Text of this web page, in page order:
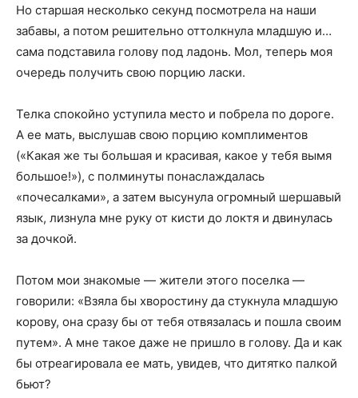
Но старшая несколько секунд посмотрела на наши
забавы, а потом решительно оттолкнула младшую и…
сама подставила голову под ладонь. Мол, теперь моя
очередь получить свою порцию ласки.
Телка спокойно уступила место и побрела по дороге.
А ее мать, выслушав свою порцию комплиментов
(«Какая же ты большая и красивая, какое у тебя вымя
большое!»), с полминуты понаслаждалась
«почесалками», а затем высунула огромный шершавый
язык, лизнула мне руку от кисти до локтя и двинулась
за дочкой.
Потом мои знакомые — жители этого поселка —
говорили: «Взяла бы хворостину да стукнула младшую
корову, она сразу бы от тебя отвязалась и пошла своим
путем». А мне такое даже не пришло в голову. Да и как
бы отреагировала ее мать, увидев, что дитятко палкой
бьют?